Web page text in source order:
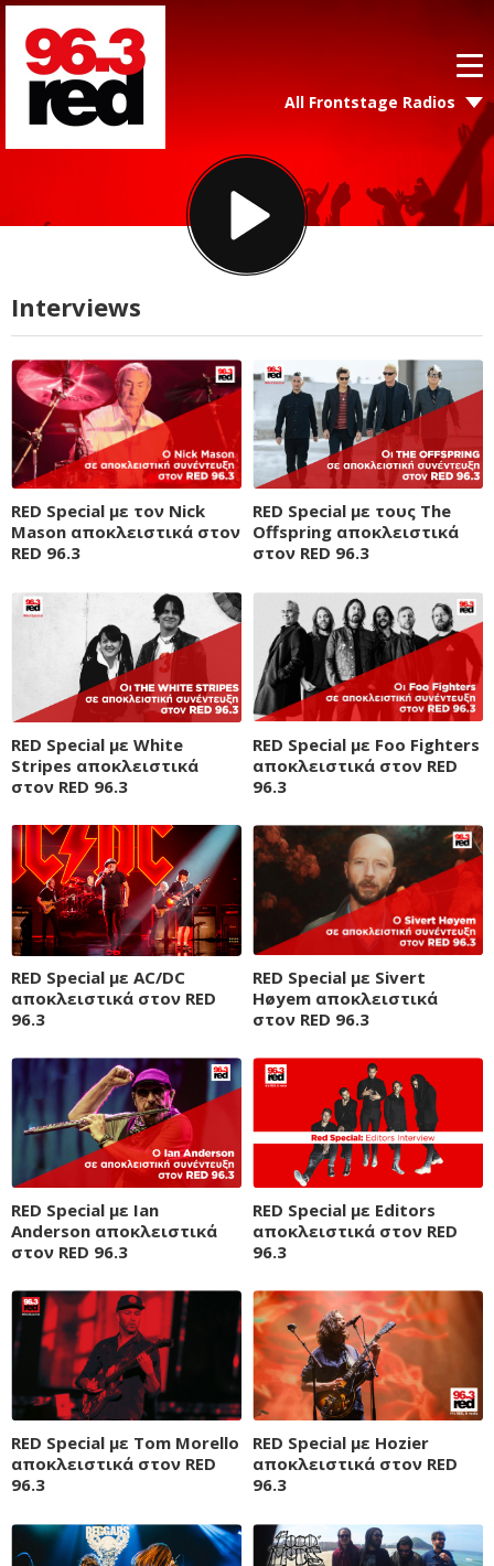
All Frontstage Radios
Interviews
RED Special με τον Nick
Mason αποκλειστικά στον
RED 96.3
RED Special με τους The
Offspring αποκλειστικά
στον RED 96.3
RED Special με White
Stripes αποκλειστικά
στον RED 96.3
RED Special με Foo Fighters
αποκλειστικά στον RED
96.3
RED Special με AC/DC
αποκλειστικά στον RED
96.3
RED Special με Sivert
Høyem αποκλειστικά
στον RED 96.3
RED Special με Ian
Anderson αποκλειστικά
στον RED 96.3
RED Special με Editors
αποκλειστικά στον RED
96.3
RED Special με Tom Morello
αποκλειστικά στον RED
96.3
RED Special με Hozier
αποκλειστικά στον RED
96.3